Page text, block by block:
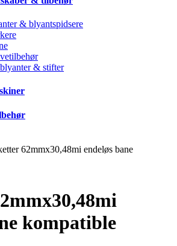
& blyantspidsere
& stifter
62mmx30,48mi endeløs bane
kompatible